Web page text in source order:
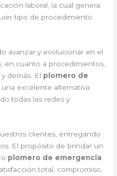
laboral, la cual genera
tipo de procedimiento
avanzar y evolucionar en el
en cuanto a procedimientos,
demás. El plomero de
una excelente alternativa
todas las redes y
clientes, entregando
El propósito de brindar un
plomero de emergencia
total, compromiso,